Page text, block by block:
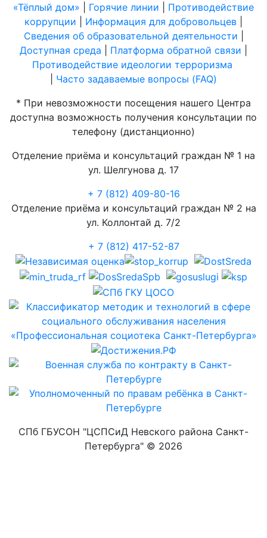
«Тёплый дом»
Горячие линии
Противодействие
коррупции
Информация для добровольцев
Сведения об образовательной деятельности
Доступная среда
Платформа обратной связи
Противодействие идеологии терроризма
Часто задаваемые вопросы (FAQ)
* При невозможности посещения нашего Центра
доступна возможность получения консультации по
телефону (дистанционно)
Отделение приёма и консультаций граждан № 1 на
ул. Шелгунова д. 17
+ 7 (812) 409-80-16
Отделение приёма и консультаций граждан № 2 на
ул. Коллонтай д. 7/2
+ 7 (812) 417-52-87
СПб ГБУСОН "ЦСПСиД Невского района Санкт-
Петербурга" © 2026